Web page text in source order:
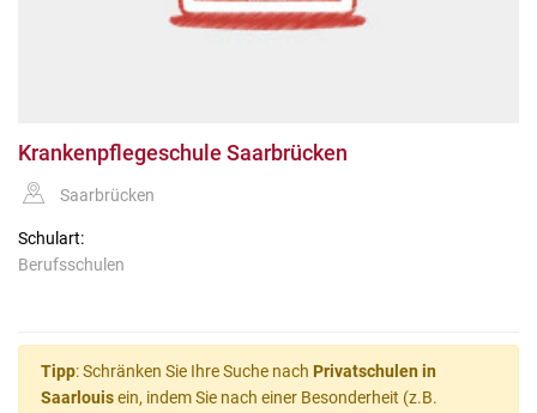
Krankenpflegeschule Saarbrücken
Saarbrücken
Schulart:
Berufsschulen
Tipp: Schränken Sie Ihre Suche nach Privatschulen in
Saarlouisein, indem Sie nach einer Besonderheit (z.B.